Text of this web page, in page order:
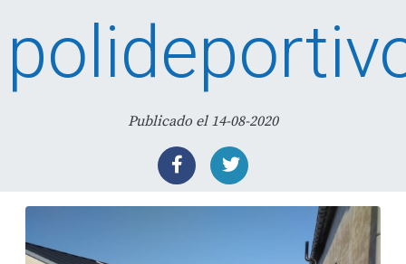
Publicado el 14-08-2020